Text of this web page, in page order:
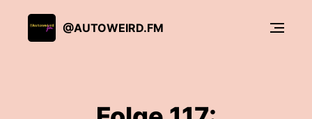
@AUTOWEIRD.FM